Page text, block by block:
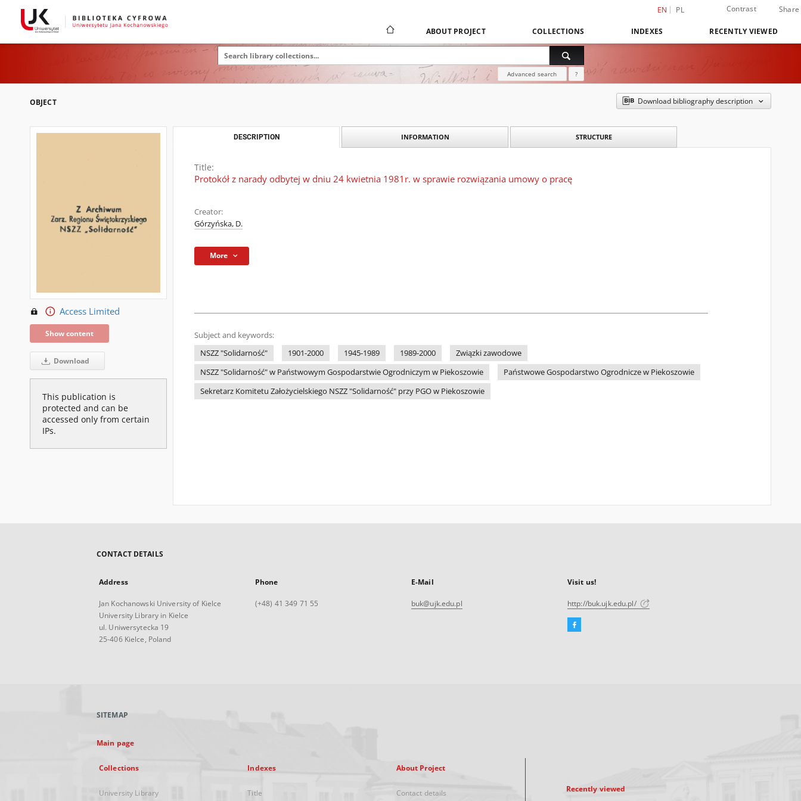
EN PL Contrast Share
ABOUT PROJECT COLLECTIONS INDEXES RECENTLY VIEWED
Advanced search ?
OBJECT Download bibliography description
Access Limited
Show content
Download
This publication is
protected and can be
accessed only from certain
IPs.
DESCRIPTION INFORMATION STRUCTURE
Title:
Protokół z narady odbytej w dniu 24 kwietnia 1981r. w sprawie rozwiązania umowy o pracę
Creator:
Górzyńska, D.
More
Subject and keywords:
NSZZ "Solidarność"
1901-2000 1945-1989 1989-2000
Związki zawodowe
NSZZ "Solidarność" w Państwowym Gospodarstwie Ogrodniczym w Piekoszowie
Państwowe Gospodarstwo Ogrodnicze w Piekoszowie
Sekretarz Komitetu Założycielskiego NSZZ "Solidarność" przy PGO w Piekoszowie
CONTACT DETAILS
Address
Jan Kochanowski University of Kielce
University Library in Kielce
ul. Uniwersytecka 19
25-406 Kielce, Poland
Phone
(+48) 41 349 71 55
E-Mail
buk@ujk.edu.pl
Visit us!
http://buk.ujk.edu.pl/
Facebook
SITEMAP
Main page
Collections
University Library
Indexes
Title
About Project
Contact details Recently viewed